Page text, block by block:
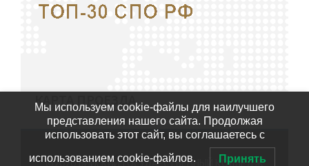
КАРТА ПРОЕЗДА
©2020БИЙСКИЙ ГОСУДАРСТВЕННЫЙ КОЛЛЕДЖ
Мы используем cookie-файлы для наилучшего
представления нашего сайта. Продолжая
использовать этот сайт, вы соглашаетесь с
использованием cookie-файлов. Принять